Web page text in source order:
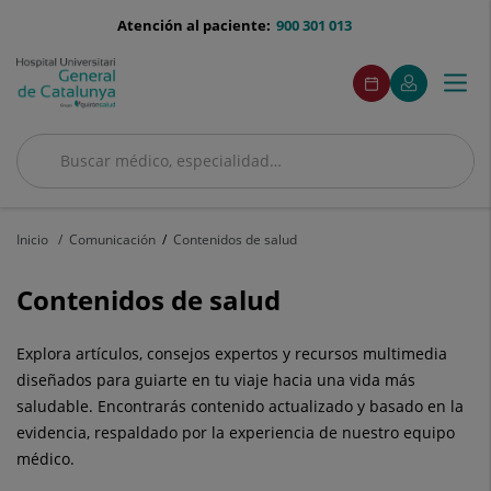
menu-
900 301 013
Atención al paciente:
Buscar
Buscar
menuAcceso
Pedir
cita
Este
enlace
se
en
Mi
Quirónsalud
Este
enlace
se
en
ventana
Menú
Inicio Comunicación Contenidos de salud
Contenidos de salud
Explora artículos, consejos expertos y recursos multimedia
diseñados para guiarte en tu viaje hacia una vida más
saludable. Encontrarás contenido actualizado y basado en la
evidencia, respaldado por la experiencia de nuestro equipo
médico.